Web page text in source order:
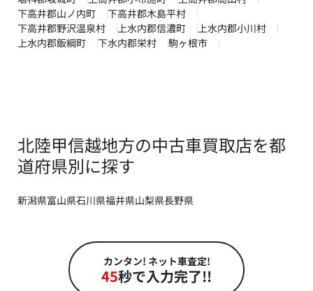
下高井郡山ノ内町
下高井郡木島平村
下高井郡野沢温泉村
上水内郡信濃町
上水内郡小川村
上水内郡飯綱町
下水内郡栄村 駒ヶ根市
北陸甲信越地方の中古車買取店を都
道府県別に探す
新潟県富山県石川県福井県山梨県長野県
カンタン! ネット車査定!
45秒で入力完了!!